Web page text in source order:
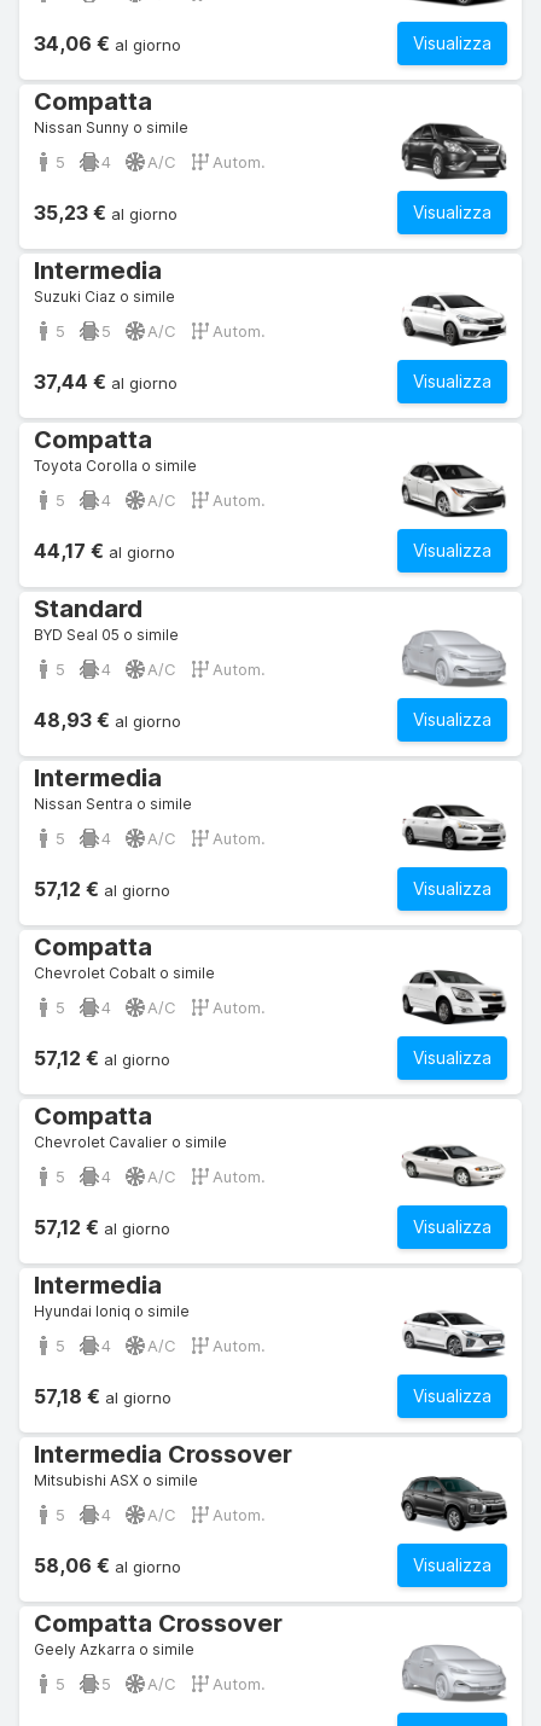
Visualizza
34,06 € al giorno
Compatta
Nissan Sunny o simile
5 4 A/C Autom.
Visualizza
35,23 € al giorno
Intermedia
Suzuki Ciaz o simile
5 5 A/C Autom.
Visualizza
37,44 € al giorno
Compatta
Toyota Corolla o simile
5 4 A/C Autom.
Visualizza
44,17 € al giorno
Standard
BYD Seal 05 o simile
5 4 A/C Autom.
Visualizza
48,93 € al giorno
Intermedia
Nissan Sentra o simile
5 4 A/C Autom.
Visualizza
57,12 € al giorno
Compatta
Chevrolet Cobalt o simile
5 4 A/C Autom.
Visualizza
57,12 € al giorno
Compatta
Chevrolet Cavalier o simile
5 4 A/C Autom.
Visualizza
57,12 € al giorno
Intermedia
Hyundai Ioniq o simile
5 4 A/C Autom.
Visualizza
57,18 € al giorno
Intermedia Crossover
Mitsubishi ASX o simile
5 4 A/C Autom.
Visualizza
58,06 € al giorno
Compatta Crossover
Geely Azkarra o simile
5 5 A/C Autom.